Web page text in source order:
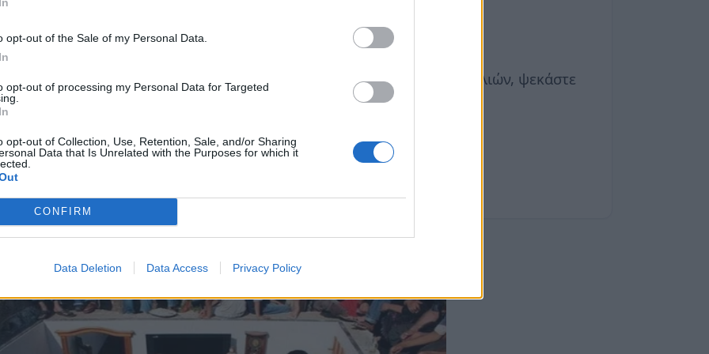
opt-out of the Sale of my Personal Data.
opt-out of processing my Personal Data for Targeted
opt-out of Collection, Use, Retention, Sale, and/or Sharing
Data that Is Unrelated with the Purposes for which it
CONFIRM
Data Deletion Data Access Privacy Policy
αλλά εάν κατά λάθος βάψατε ένα έπιπλο του μπάνιου με βαφή μαλλιών, ψεκάστε
στη συνέχεια ξεπλύνετε με οινόπνευμα.